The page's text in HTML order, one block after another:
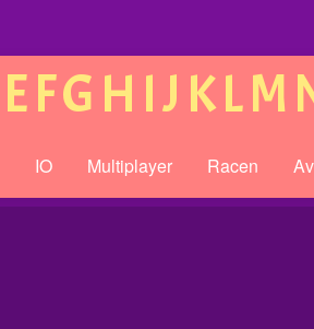
EFGH IJ KLM
IO Multiplayer Racen